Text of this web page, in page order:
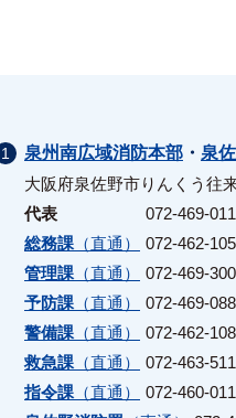
泉州南広域消防本部 ・ 泉
大阪府泉佐野市りんくう往
代表
072-469-
総務課 （直通）
072-462-
管理課 （直通）
072-469-
予防課 （直通）
072-469-
警備課 （直通）
072-462-
救急課 （直通）
072-463-
指令課 （直通）
072-460-